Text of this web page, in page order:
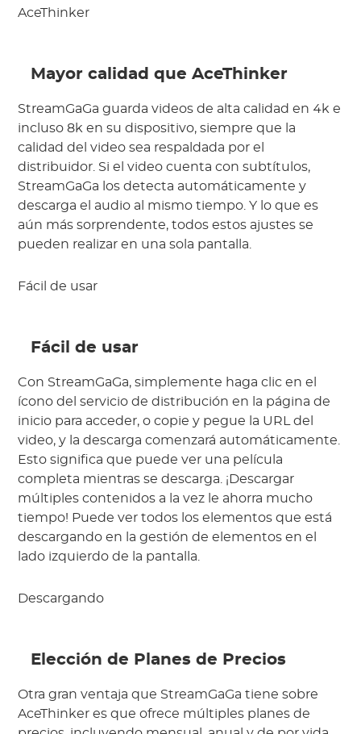
AceThinker
Mayor calidad que AceThinker
StreamGaGa guarda videos de alta calidad en 4k e
incluso 8k en su dispositivo, siempre que la
calidad del video sea respaldada por el
distribuidor. Si el video cuenta con subtítulos,
StreamGaGa los detecta automáticamente y
descarga el audio al mismo tiempo. Y lo que es
aún más sorprendente, todos estos ajustes se
pueden realizar en una sola pantalla.
Fácil de usar
Fácil de usar
Con StreamGaGa, simplemente haga clic en el
ícono del servicio de distribución en la página de
inicio para acceder, o copie y pegue la URL del
video, y la descarga comenzará automáticamente.
Esto significa que puede ver una película
completa mientras se descarga. ¡Descargar
múltiples contenidos a la vez le ahorra mucho
tiempo! Puede ver todos los elementos que está
descargando en la gestión de elementos en el
lado izquierdo de la pantalla.
Descargando
Elección de Planes de Precios
Otra gran ventaja que StreamGaGa tiene sobre
AceThinker es que ofrece múltiples planes de